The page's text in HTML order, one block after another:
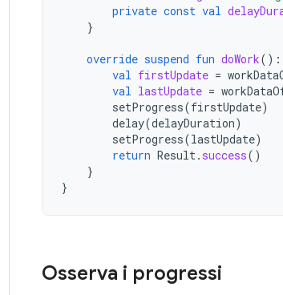
private const val
}
override suspend fun doWork():
val firstUpdate =
val lastUpdate =
setProgress(firstUpdate)
delay(delayDuration)
setProgress(lastUpdate)
return Result. success()
}
}
Osserva i progressi